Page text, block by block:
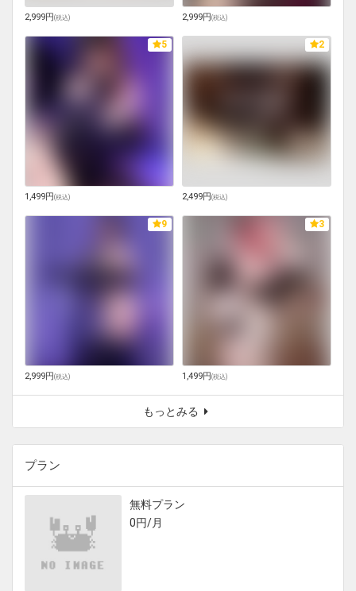
2,999円(税込) 2,999円(税込)
5
1,499円(税込)
2
2,499円(税込)
9
2,999円(税込)
3
1,499円(税込)
もっとみる
プラン
無料プラン
0円/月